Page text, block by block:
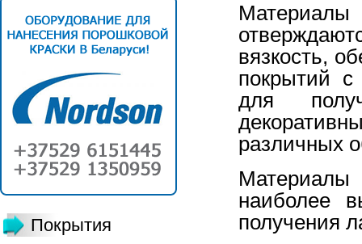
Покрытия
Материалы
вязкость,
покрытий с
для
различных
наиболее
получения